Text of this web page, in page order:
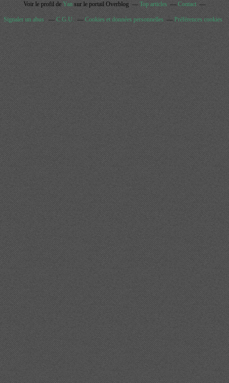
Voir le profil de Yan sur le portail Overblog Top articles Contact
Signaler un abus C.G.U. Cookies et données personnelles Préférences cookies